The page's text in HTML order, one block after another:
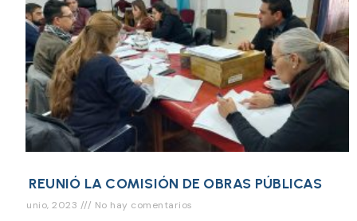
SE REUNIÓ LA COMISIÓN DE OBRAS PÚBLICAS
28 junio, 2023 No hay comentarios